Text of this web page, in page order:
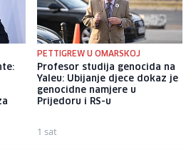
PETTIGREW U OMARSKOJ
Profesor studija genocida na
Yaleu: Ubijanje djece dokaz je
genocidne namjere u
Prijedoru i RS-u
1 sat